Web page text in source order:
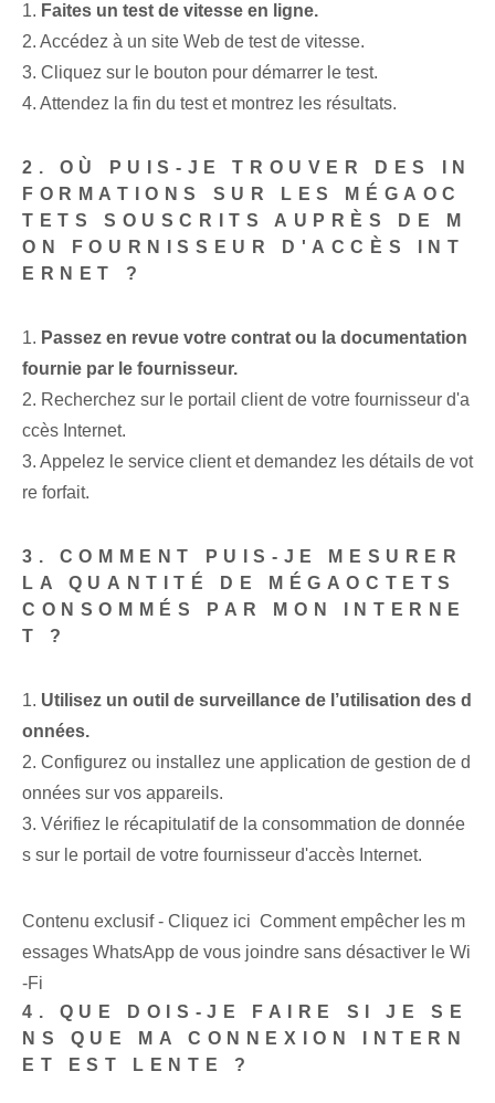
1. Faites un test de vitesse en ligne.
2. Accédez à un site Web de test de vitesse.
3. Cliquez sur le bouton pour démarrer le test.
4. Attendez la fin du test et montrez les résultats.
2. OÙ PUIS-JE TROUVER DES IN
FORMATIONS SUR LES MÉGAOC
TETS SOUSCRITS AUPRÈS DE M
ON FOURNISSEUR D'ACCÈS INT
ERNET ?
1. Passez en revue votre contrat ou la documentation
fournie par le fournisseur.
2. Recherchez sur le portail client de votre fournisseur d'a
ccès Internet.
3. Appelez le service client et demandez les détails de vot
re forfait.
3. COMMENT PUIS-JE MESURER
LA QUANTITÉ DE MÉGAOCTETS
CONSOMMÉS PAR MON INTERNE
T ?
1. Utilisez un outil de surveillance de l’utilisation des d
onnées.
2. Configurez ou installez une application de gestion de d
onnées sur vos appareils.
3. Vérifiez le récapitulatif de la consommation de donnée
s sur le portail de votre fournisseur d'accès Internet.
Contenu exclusif - Cliquez ici Comment empêcher les m
essages WhatsApp de vous joindre sans désactiver le Wi
-Fi
4. QUE DOIS-JE FAIRE SI JE SE
NS QUE MA CONNEXION INTERN
ET EST LENTE ?